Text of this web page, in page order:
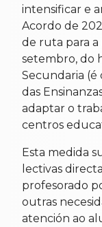
intensificar e
Acordo de
de ruta para a
setembro, do
Secundaria (é
das
adaptar o
centros
Esta medida
lectivas
profesorado
outras
atención ao